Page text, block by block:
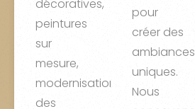
décoratives,
peintures
sur
mesure,
modernisation
des
pour
créer des
ambiances
uniques.
Nous